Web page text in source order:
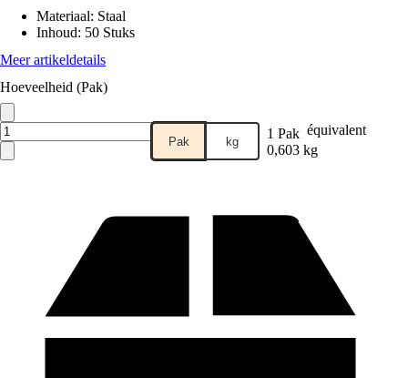
Materiaal: Staal
Inhoud: 50 Stuks
Meer artikeldetails
Hoeveelheid (Pak)
Pak kg 1 Pak équivalent
0,603 kg